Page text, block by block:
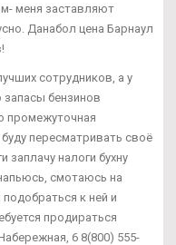
меня заставляют
Данабол цена Барнаул
сотрудников, а у
бензинов
промежуточная
пересматривать своё
заплачу налоги бухну
смотаюсь на
к ней и
продираться
6 8(800) 555-